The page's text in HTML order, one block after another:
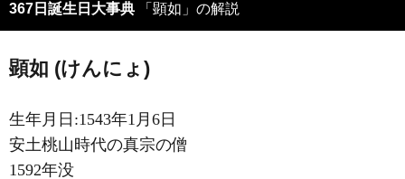
367日誕生日大事典 「顕如」の解説
顕如 (けんにょ)
生年月日:1543年1月6日
安土桃山時代の真宗の僧
1592年没